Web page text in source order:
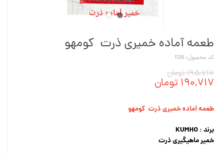
طعمه آماده خمیری ذرت کومهو
کد محصول: 1126
۱۹۵,۷۱۷ تومان
۱۹۰,۷۱۷ تومان
طعمه آماده خمیری ذرت کومهو
برند : KUMHO
خمیر ماهیگیری ذرت